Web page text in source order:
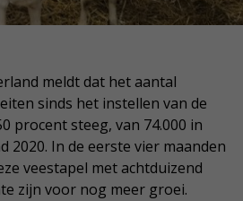
meldt dat het aantal
sinds het instellen van de
procent steeg, van 74.000 in
2020. In de eerste vier maanden
veestapel met achtduizend
zijn voor nog meer groei.